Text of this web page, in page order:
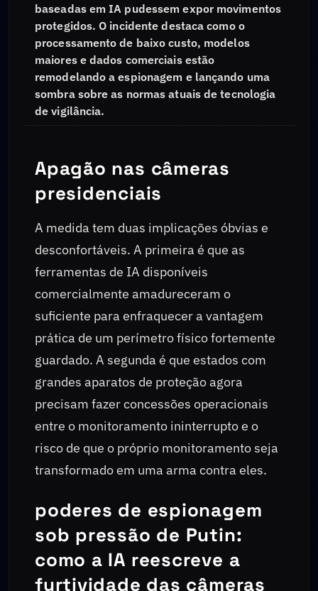
baseadas em IA pudessem expor movimentos
protegidos. O incidente destaca como o
processamento de baixo custo, modelos
maiores e dados comerciais estão
remodelando a espionagem e lançando uma
sombra sobre as normas atuais de tecnologia
de vigilância.
Apagão nas câmeras
presidenciais
A medida tem duas implicações óbvias e
desconfortáveis. A primeira é que as
ferramentas de IA disponíveis
comercialmente amadureceram o
suficiente para enfraquecer a vantagem
prática de um perímetro físico fortemente
guardado. A segunda é que estados com
grandes aparatos de proteção agora
precisam fazer concessões operacionais
entre o monitoramento ininterrupto e o
risco de que o próprio monitoramento seja
transformado em uma arma contra eles.
poderes de espionagem
sob pressão de Putin:
como a IA reescreve a
furtividade das câmeras